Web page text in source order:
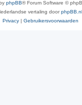
phpBB® Forum Software ©
vertaling doorphpBB.nl
Privacy | Gebruikersvoorwaarden